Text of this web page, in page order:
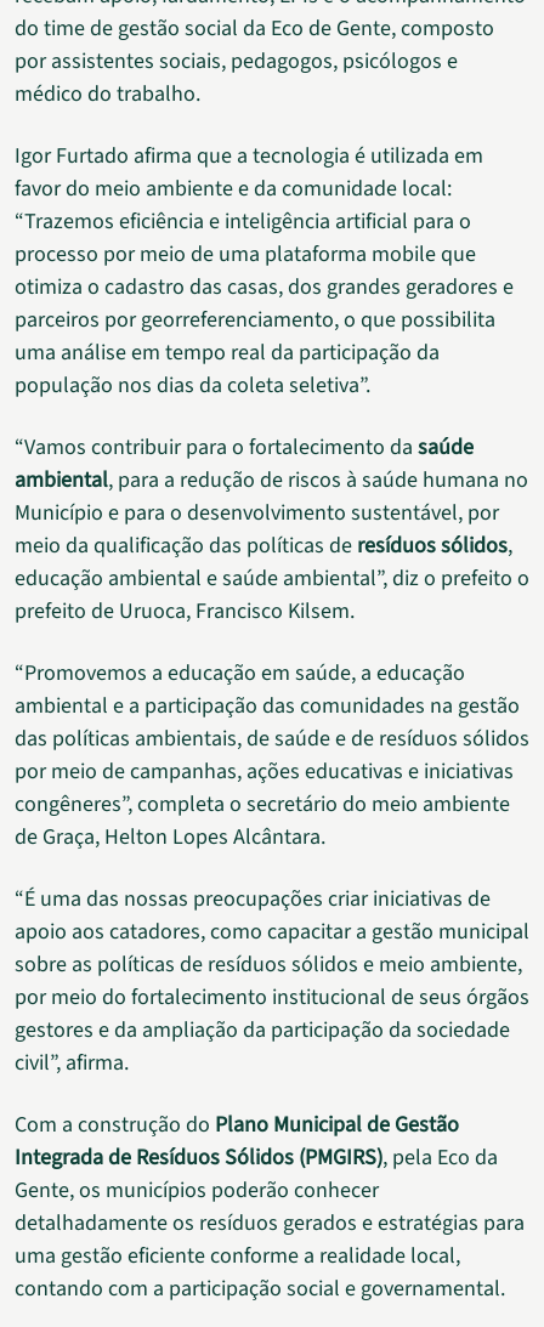
do time de gestão social da Eco de Gente, composto
por assistentes sociais, pedagogos, psicólogos e
médico do trabalho.
Igor Furtado afirma que a tecnologia é utilizada em
favor do meio ambiente e da comunidade local:
“Trazemos eficiência e inteligência artificial para o
processo por meio de uma plataforma mobile que
otimiza o cadastro das casas, dos grandes geradores e
parceiros por georreferenciamento, o que possibilita
uma análise em tempo real da participação da
população nos dias da coleta seletiva”.
“Vamos contribuir para o fortalecimento da saúde
ambiental, para a redução de riscos à saúde humana no
Município e para o desenvolvimento sustentável, por
meio da qualificação das políticas de resíduos sólidos,
educação ambiental e saúde ambiental”, diz o prefeito o
prefeito de Uruoca, Francisco Kilsem.
“Promovemos a educação em saúde, a educação
ambiental e a participação das comunidades na gestão
das políticas ambientais, de saúde e de resíduos sólidos
por meio de campanhas, ações educativas e iniciativas
congêneres”, completa o secretário do meio ambiente
de Graça, Helton Lopes Alcântara.
“É uma das nossas preocupações criar iniciativas de
apoio aos catadores, como capacitar a gestão municipal
sobre as políticas de resíduos sólidos e meio ambiente,
por meio do fortalecimento institucional de seus órgãos
gestores e da ampliação da participação da sociedade
civil”, afirma.
Com a construção do Plano Municipal de Gestão
Integrada de Resíduos Sólidos (PMGIRS), pela Eco da
Gente, os municípios poderão conhecer
detalhadamente os resíduos gerados e estratégias para
uma gestão eficiente conforme a realidade local,
contando com a participação social e governamental.